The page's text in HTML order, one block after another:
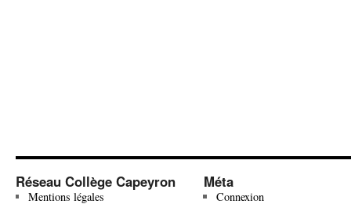
Réseau Collège Capeyron
Mentions légales
Méta
Connexion